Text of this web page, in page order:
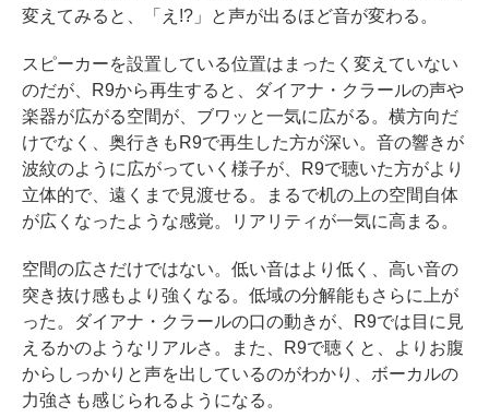
変えてみると、「え!?」と声が出るほど音が変わる。
スピーカーを設置している位置はまったく変えていない
のだが、R9から再生すると、ダイアナ・クラールの声や
楽器が広がる空間が、ブワッと一気に広がる。横方向だ
けでなく、奥行きもR9で再生した方が深い。音の響きが
波紋のように広がっていく様子が、R9で聴いた方がより
立体的で、遠くまで見渡せる。まるで机の上の空間自体
が広くなったような感覚。リアリティが一気に高まる。
空間の広さだけではない。低い音はより低く、高い音の
突き抜け感もより強くなる。低域の分解能もさらに上が
った。ダイアナ・クラールの口の動きが、R9では目に見
えるかのようなリアルさ。また、R9で聴くと、よりお腹
からしっかりと声を出しているのがわかり、ボーカルの
力強さも感じられるようになる。